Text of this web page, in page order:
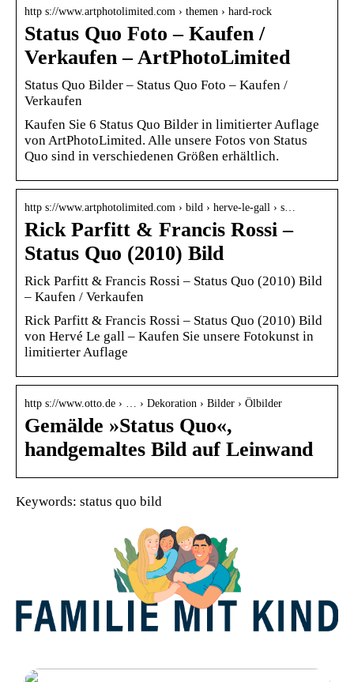
http s://www.artphotolimited.com › themen › hard-rock
Status Quo Foto – Kaufen /
Verkaufen – ArtPhotoLimited
Status Quo Bilder – Status Quo Foto – Kaufen /
Verkaufen
Kaufen Sie 6 Status Quo Bilder in limitierter Auflage
von ArtPhotoLimited. Alle unsere Fotos von Status
Quo sind in verschiedenen Größen erhältlich.
http s://www.artphotolimited.com › bild › herve-le-gall › s…
Rick Parfitt & Francis Rossi –
Status Quo (2010) Bild
Rick Parfitt & Francis Rossi – Status Quo (2010) Bild
– Kaufen / Verkaufen
Rick Parfitt & Francis Rossi – Status Quo (2010) Bild
von Hervé Le gall – Kaufen Sie unsere Fotokunst in
limitierter Auflage
http s://www.otto.de › … › Dekoration › Bilder › Ölbilder
Gemälde »Status Quo«,
handgemaltes Bild auf Leinwand
Keywords: status quo bild